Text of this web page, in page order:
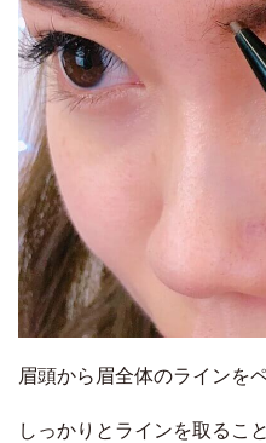
眉頭から眉全体のラインを
しっかりとラインを取るこ